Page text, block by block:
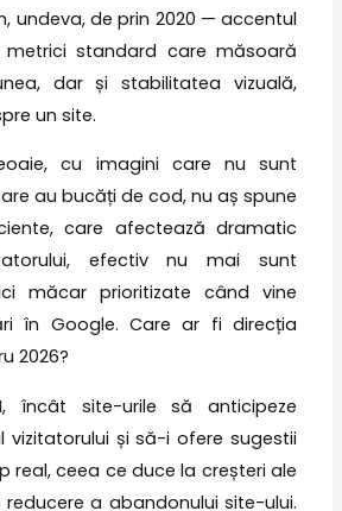
undeva, de prin 2020 — accentul
standard care măsoară
dar și stabilitatea vizuală,
un site.
cu imagini care nu sunt
au bucăți de cod, nu aș spune
care afectează dramatic
efectiv nu mai sunt
măcar prioritizate când vine
în Google. Care ar fi direcția
2026?
încât site-urile să anticipeze
și să-i ofere sugestii
real, ceea ce duce la creșteri ale
reducere a abandonului site-ului.